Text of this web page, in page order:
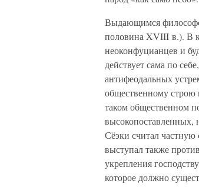
Выдающимся
половина XVIII в.). В
неоконфуцианцев и
действует сама по
антифеодальных
общественному строю
таком общественном
высокопоставленных,
Сёэки считал
выступал также
укрепления
которое должно